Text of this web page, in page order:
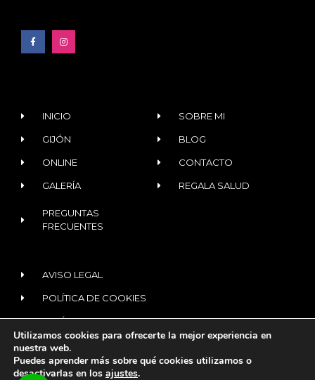
INICIO
GIJÓN
ONLINE
GALERÍA
PREGUNTAS
FRECUENTES
SOBRE MI
BLOG
CONTACTO
REGALA SALUD
AVISO LEGAL
POLÍTICA DE COOKIES
POLÍTICA DE PRIVACIDAD
© 2020 ALL RIGHTS RESERVED​
Utilizamos cookies para ofrecerte la mejor experiencia en
nuestra web.
Puedes aprender más sobre qué cookies utilizamos o
desactivarlas en los ajustes.